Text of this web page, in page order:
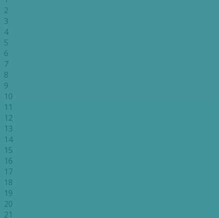
2
3
4
5
6
7
8
9
10
11
12
13
14
15
16
17
18
19
20
21